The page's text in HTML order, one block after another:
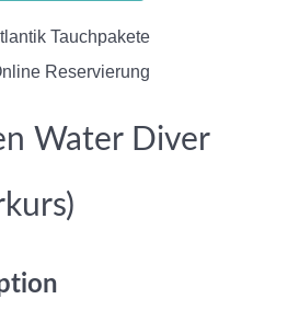
Water Diver